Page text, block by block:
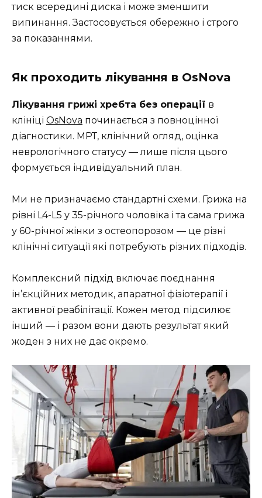
тиск всередині диска і може зменшити
випинання. Застосовується обережно і строго
за показаннями.
Як проходить лікування в OsNova
Лікування грижі хребта без операції в
клініці OsNova починається з повноцінної
діагностики. МРТ, клінічний огляд, оцінка
неврологічного статусу — лише після цього
формується індивідуальний план.
Ми не призначаємо стандартні схеми. Грижа на
рівні L4-L5 у 35-річного чоловіка і та сама грижа
у 60-річної жінки з остеопорозом — це різні
клінічні ситуації які потребують різних підходів.
Комплексний підхід включає поєднання
ін’єкційних методик, апаратної фізіотерапії і
активної реабілітації. Кожен метод підсилює
інший — і разом вони дають результат який
жоден з них не дає окремо.